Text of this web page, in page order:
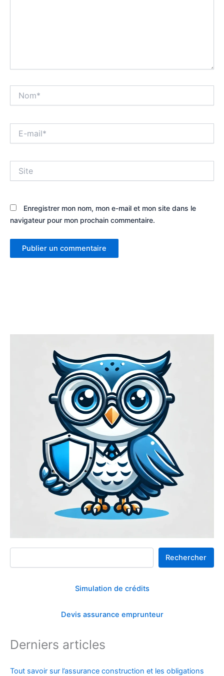
mail*
Enregistrer mon nom, mon e-mail et mon site dans le
navigateur pour mon prochain commentaire.
Rechercher
Rechercher
Simulation de crédits
Devis assurance emprunteur
Derniers articles
Tout savoir sur l’assurance construction et les obligations